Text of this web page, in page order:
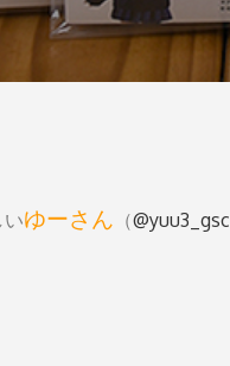
ゆーさん （@yuu3_gsc